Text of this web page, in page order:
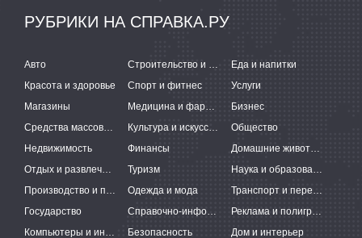
РУБРИКИ НА СПРАВКА.РУ
Авто Строительство и ремонт
Еда и напитки
Красота и здоровье
Спорт и фитнес
Услуги
Магазины
Медицина и фармацевтика
Бизнес
Средства массовой информации
Культура и искусство
Общество
Недвижимость
Финансы
Домашние животные
Отдых и развлечения
Туризм
Наука и образование
Производство и поставки
Одежда и мода
Транспорт и перевозки
Государство
Справочно-информационные системы
Реклама и полиграфия
Компьютеры и интернет
Безопасность Дом и интерьер